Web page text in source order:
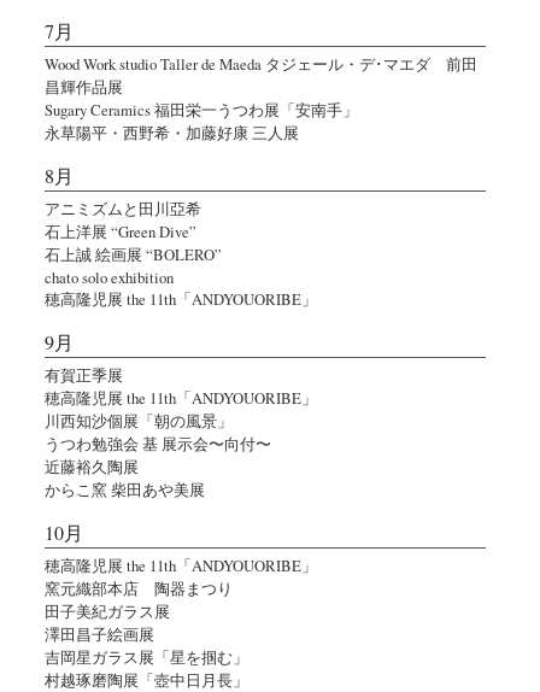
7月
Wood Work studio Taller de Maeda タジェール・デ･マエダ 前田
昌輝作品展
Sugary Ceramics 福田栄一うつわ展「安南手」
永草陽平・西野希・加藤好康 三人展
8月
アニミズムと田川亞希
石上洋展 “Green Dive”
石上誠 絵画展 “BOLERO”
chato solo exhibition
穂高隆児展 the 11th「ANDYOUORIBE」
9月
有賀正季展
穂高隆児展 the 11th「ANDYOUORIBE」
川西知沙個展「朝の風景」
うつわ勉強会 基 展示会〜向付〜
近藤裕久陶展
からこ窯 柴田あや美展
10月
穂高隆児展 the 11th「ANDYOUORIBE」
窯元織部本店 陶器まつり
田子美紀ガラス展
澤田昌子絵画展
吉岡星ガラス展「星を掴む」
村越琢磨陶展「壺中日月長」